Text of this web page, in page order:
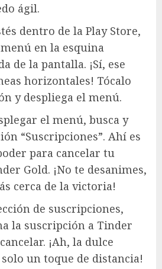
ágil.
dentro de la Play Store,
en la esquina
de la pantalla. ¡Sí, ese
horizontales! Tócalo
y despliega el menú.
el menú, busca y
“Suscripciones”. Ahí es
para cancelar tu
Gold. ¡No te desanimes,
cerca de la victoria!
de suscripciones,
la suscripción a Tinder
¡Ah, la dulce
un toque de distancia!